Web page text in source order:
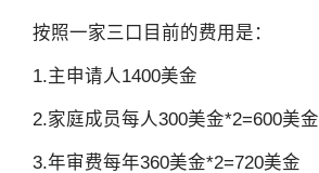
按照一家三口目前的费用是：
1.主申请人1400美金
2.家庭成员每人300美金*2=600美金
3.年审费每年360美金*2=720美金